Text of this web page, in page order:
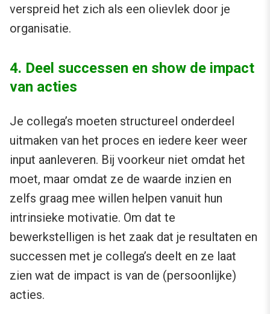
verspreid het zich als een olievlek door je
organisatie.
4. Deel successen en show de impact
van acties
Je collega’s moeten structureel onderdeel
uitmaken van het proces en iedere keer weer
input aanleveren. Bij voorkeur niet omdat het
moet, maar omdat ze de waarde inzien en
zelfs graag mee willen helpen vanuit hun
intrinsieke motivatie. Om dat te
bewerkstelligen is het zaak dat je resultaten en
successen met je collega’s deelt en ze laat
zien wat de impact is van de (persoonlijke)
acties.